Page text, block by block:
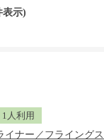
表示)
1人利用